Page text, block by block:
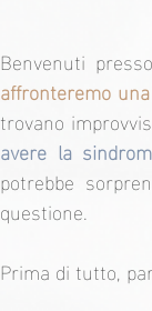
Benvenuti
affronteremo
trovano
avere la
potrebbe
questione.
Prima di tutto,